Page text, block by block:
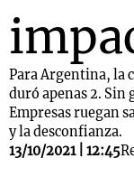
Para Argentina, la
duró apenas 2. Sin
Empresas ruegan
y la desconfianza.
13/10/2021 | 12:45